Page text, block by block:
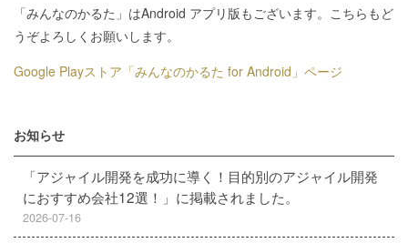
「みんなのかるた」はAndroid アプリ版もございます。こちらもど
うぞよろしくお願いします。
Google Playストア「みんなのかるた for Android」ページ
お知らせ
「アジャイル開発を成功に導く！目的別のアジャイル開発
におすすめ会社12選！」に掲載されました。
2026-07-16